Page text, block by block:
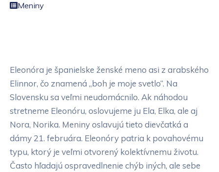
Meniny
Eleonóra je španielske ženské meno asi z arabského
Elinnor, čo znamená „boh je moje svetlo“. Na
Slovensku sa veľmi neudomácnilo. Ak náhodou
stretneme Eleonóru, oslovujeme ju Ela, Elka, ale aj
Nora, Norika. Meniny oslavujú tieto dievčatká a
dámy 21. februára. Eleonóry patria k povahovému
typu, ktorý je veľmi otvorený kolektívnemu životu.
Často hľadajú ospravedlnenie chýb iných, ale sebe